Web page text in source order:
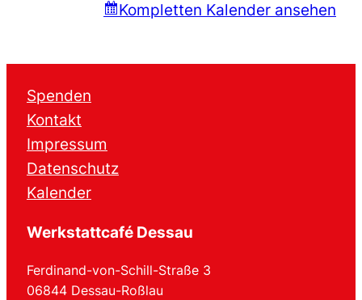
Kompletten Kalender ansehen
Spenden
Kontakt
Impressum
Datenschutz
Kalender
Werkstattcafé Dessau
Ferdinand-von-Schill-Straße 3
06844 Dessau-Roßlau